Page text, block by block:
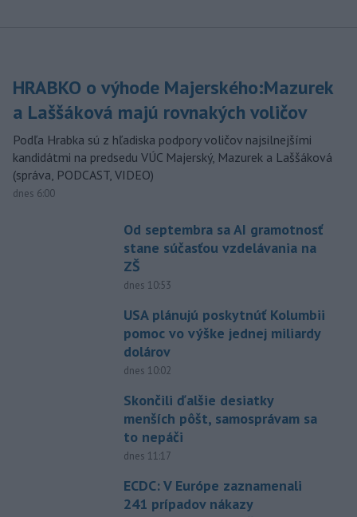
HRABKO o výhode Majerského:Mazurek
a Laššáková majú rovnakých voličov
Podľa Hrabka sú z hľadiska podpory voličov najsilnejšími
kandidátmi na predsedu VÚC Majerský, Mazurek a Laššáková
(správa, PODCAST, VIDEO)
dnes 6:00
Od septembra sa AI gramotnosť
stane súčasťou vzdelávania na
ZŠ
dnes 10:53
USA plánujú poskytnúť Kolumbii
pomoc vo výške jednej miliardy
dolárov
dnes 10:02
Skončili ďalšie desiatky
menších pôšt, samosprávam sa
to nepáči
dnes 11:17
ECDC: V Európe zaznamenali
241 prípadov nákazy